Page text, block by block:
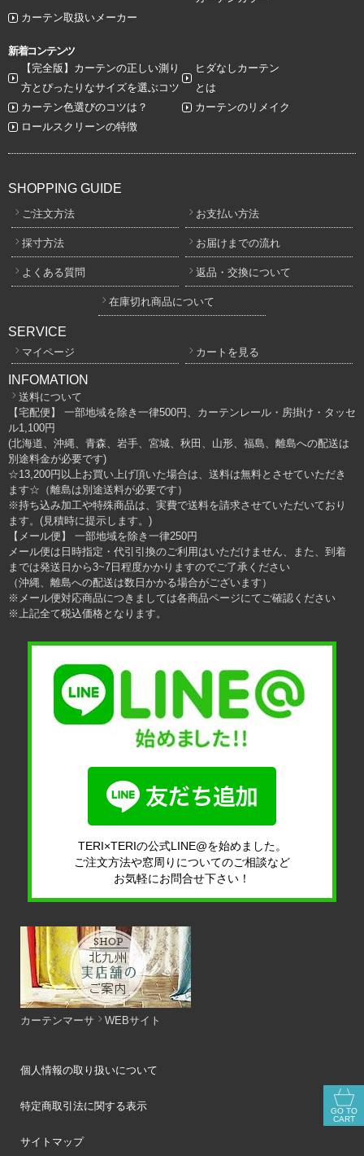
カーテン取扱いメーカー
新着コンテンツ
【完全版】カーテンの正しい測り
方とぴったりなサイズを選ぶコツ
ヒダなしカーテン
とは
カーテン色選びのコツは？
カーテンのリメイク
ロールスクリーンの特徴
SHOPPING GUIDE
ご注文方法 お支払い方法
採寸方法 お届けまでの流れ
よくある質問 返品・交換について
在庫切れ商品について
SERVICE
マイページ カートを見る
INFOMATION
送料について
【宅配便】 一部地域を除き一律500円、カーテンレール・房掛け・タッセ
ル1,100円
(北海道、沖縄、青森、岩手、宮城、秋田、山形、福島、離島への配送は
別途料金が必要です)
☆13,200円以上お買い上げ頂いた場合は、送料は無料とさせていただき
ます☆（離島は別途送料が必要です）
※持ち込み加工や特殊商品は、実費で送料を請求させていただいており
ます。(見積時に提示します。)
【メール便】 一部地域を除き一律250円
メール便は日時指定・代引引換のご利用はいただけません、また、到着
までは発送日から3~7日程度かかりますのでご了承ください
（沖縄、離島への配送は数日かかる場合がございます）
※メール便対応商品につきましては各商品ページにてご確認ください
※上記全て税込価格となります。
TERI×TERIの公式LINE@を始めました。
ご注文方法や窓周りについてのご相談など
お気軽にお問合せ下さい！
カーテンマーサ WEBサイト
個人情報の取り扱いについて
特定商取引法に関する表示
サイトマップ
GO TO
CART